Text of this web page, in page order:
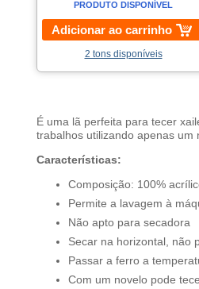
PRODUTO DISPONÍVEL
Adicionar ao carrinho
2 tons disponíveis
É uma lã perfeita para tecer
trabalhos utilizando apenas um
Características:
Composição: 100%
Permite a lavagem à
Não apto para secadora
Secar na horizontal, não
Passar a ferro a
Com um novelo pode